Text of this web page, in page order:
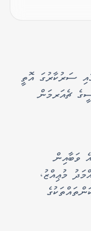
ސަރުކާރުގަ އޮތީ
ޗެއަރމަން
ވަބާއިން
މުޢިއްޒު،